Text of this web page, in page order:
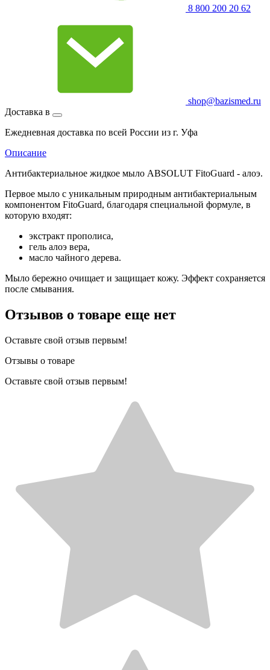
8 800 200 20 62
shop@bazismed.ru
Доставка в
Ежедневная доставка по всей России из г. Уфа
Описание
Антибактериальное жидкое мыло ABSOLUT FitoGuard - алоэ.
Первое мыло с уникальным природным антибактериальным
компонентом FitoGuard, благодаря специальной формуле, в
которую входят:
экстракт прополиса,
гель алоэ вера,
масло чайного дерева.
Мыло бережно очищает и защищает кожу. Эффект сохраняется
после смывания.
Отзывов о товаре еще нет
Оставьте свой отзыв первым!
Отзывы о товаре
Оставьте свой отзыв первым!